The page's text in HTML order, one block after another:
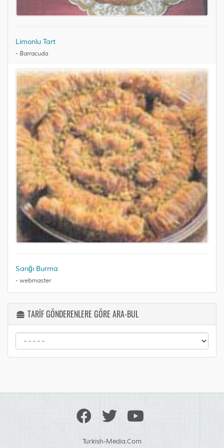
Limonlu Tart
- Barracuda
Sarığı Burma
- webmaster
TARİF GÖNDERENLERE GÖRE ARA-BUL
Turkish-Media.Com